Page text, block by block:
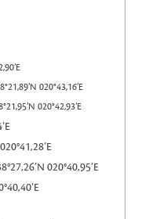
020°43,16’E
020°42,93’E
020°40,95’E